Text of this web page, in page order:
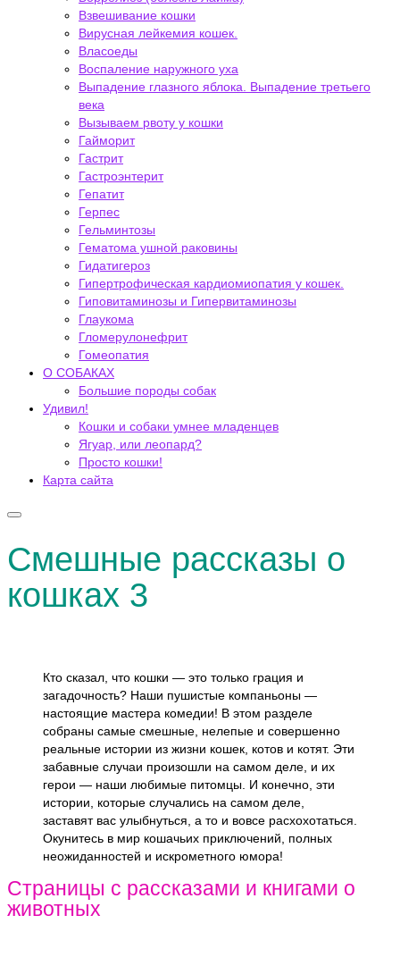
Взвешивание кошки
Вирусная лейкемия кошек.
Власоеды
Воспаление наружного уха
Выпадение глазного яблока. Выпадение третьего
века
Вызываем рвоту у кошки
Гайморит
Гастрит
Гастроэнтерит
Гепатит
Герпес
Гельминтозы
Гематома ушной раковины
Гидатигероз
Гипертрофическая кардиомиопатия у кошек.
Гиповитаминозы и Гипервитаминозы
Глаукома
Гломерулонефрит
Гомеопатия
О СОБАКАХ
Большие породы собак
Удивил!
Кошки и собаки умнее младенцев
Ягуар, или леопард?
Просто кошки!
Карта сайта
Смешные рассказы о
кошках 3
Кто сказал, что кошки — это только грация и
загадочность? Наши пушистые компаньоны —
настоящие мастера комедии! В этом разделе
собраны самые смешные, нелепые и совершенно
реальные истории из жизни кошек, котов и котят. Эти
забавные случаи произошли на самом деле, и их
герои — наши любимые питомцы. И конечно, эти
истории, которые случались на самом деле,
заставят вас улыбнуться, а то и вовсе расхохотаться.
Окунитесь в мир кошачьих приключений, полных
неожиданностей и искрометного юмора!
Страницы с рассказами и книгами о
животных